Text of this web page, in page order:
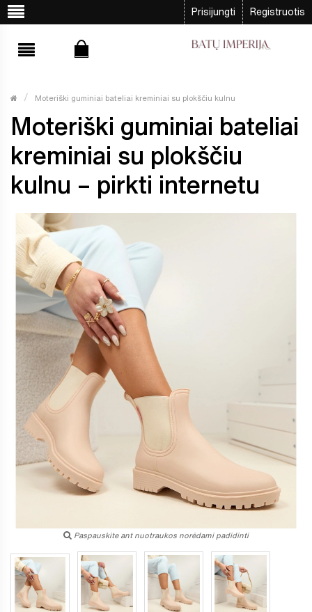
Prisijungti Registruotis
Moteriški guminiai bateliai kreminiai su plokščiu kulnu
Moteriški guminiai bateliai
kreminiai su plokščiu
kulnu – pirkti internetu
Paspauskite ant nuotraukos norėdami padidinti